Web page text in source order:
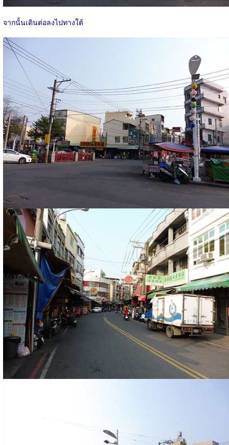
จากนั้นเดินต่อลงไปทางใต้